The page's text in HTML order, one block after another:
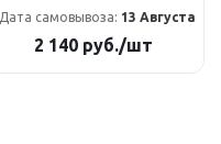
Дата самовывоза: 13 Августа
2 140руб./шт